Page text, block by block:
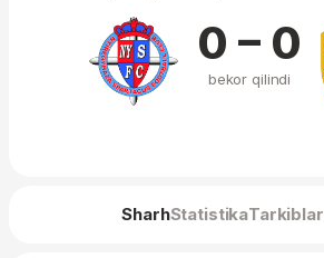
0 – 0
bekor qilindi
SharhStatistikaTarkiblar